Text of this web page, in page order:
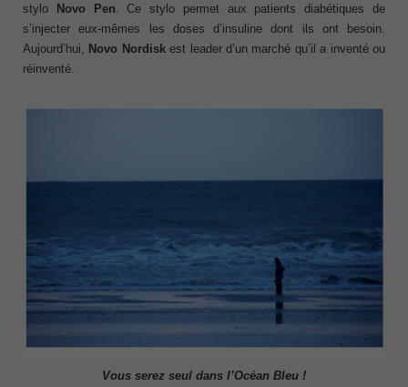
stylo Novo Pen . Ce stylo permet aux patients diabétiques de
s’injecter eux-mêmes les doses d’insuline dont ils ont besoin.
Aujourd’hui, Novo Nordiskest leader d’un marché qu’il a inventé ou
réinventé.
Vous serez seul dans l’Océan Bleu !